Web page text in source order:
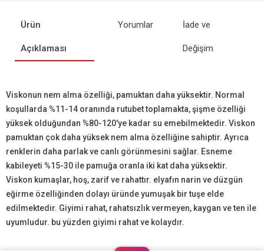
Ürün
Açıklaması
Yorumlar İade ve
Değişim
Viskonun nem alma özelliği, pamuktan daha yüksektir. Normal
koşullarda %11-14 oranında rutubet toplamakta, şişme özelliği
yüksek olduğundan %80-120'ye kadar su emebilmektedir. Viskon
pamuktan çok daha yüksek nem alma özelliğine sahiptir. Ayrıca
renklerin daha parlak ve canlı görünmesini sağlar. Esneme
kabileyeti %15-30 ile pamuğa oranla iki kat daha yüksektir.
Viskon kumaşlar, hoş, zarif ve rahattır. elyafın narin ve düzgün
eğirme özelliğinden dolayı üründe yumuşak bir tuşe elde
edilmektedir. Giyimi rahat, rahatsızlık vermeyen, kaygan ve ten ile
uyumludur. bu yüzden giyimi rahat ve kolaydır.